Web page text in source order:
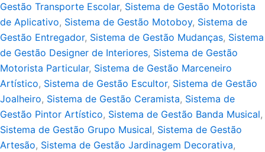
Gestão Transporte Escolar, Sistema de Gestão Motorista
de Aplicativo, Sistema de Gestão Motoboy, Sistema de
Gestão Entregador, Sistema de Gestão Mudanças, Sistema
de Gestão Designer de Interiores, Sistema de Gestão
Motorista Particular, Sistema de Gestão Marceneiro
Artístico, Sistema de Gestão Escultor, Sistema de Gestão
Joalheiro, Sistema de Gestão Ceramista, Sistema de
Gestão Pintor Artístico, Sistema de Gestão Banda Musical,
Sistema de Gestão Grupo Musical, Sistema de Gestão
Artesão, Sistema de Gestão Jardinagem Decorativa,